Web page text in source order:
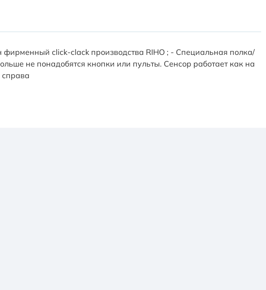
click-clack производства RIHO ; - Специальная полка/
не понадобятся кнопки или пульты. Сенсор работает как на